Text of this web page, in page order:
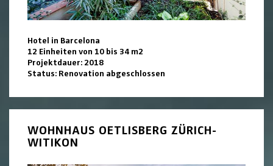
Hotel in Barcelona
12 Einheiten von 10 bis 34 m2
Projektdauer: 2018
Status: Renovation abgeschlossen
WOHNHAUS OETLISBERG ZÜRICH-
WITIKON